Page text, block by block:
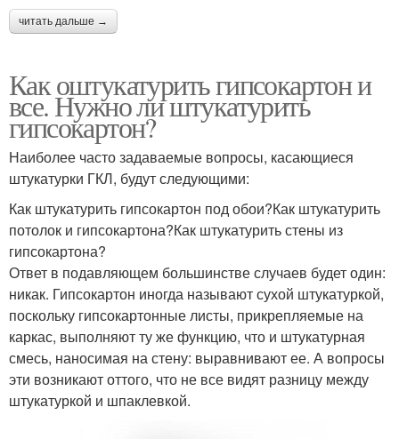
читать дальше →
Как оштукатурить гипсокартон и
все. Нужно ли штукатурить
гипсокартон?
Наиболее часто задаваемые вопросы, касающиеся
штукатурки ГКЛ, будут следующими:
Как штукатурить гипсокартон под обои?Как штукатурить
потолок и гипсокартона?Как штукатурить стены из
гипсокартона?
Ответ в подавляющем большинстве случаев будет один:
никак. Гипсокартон иногда называют сухой штукатуркой,
поскольку гипсокартонные листы, прикрепляемые на
каркас, выполняют ту же функцию, что и штукатурная
смесь, наносимая на стену: выравнивают ее. А вопросы
эти возникают оттого, что не все видят разницу между
штукатуркой и шпаклевкой.